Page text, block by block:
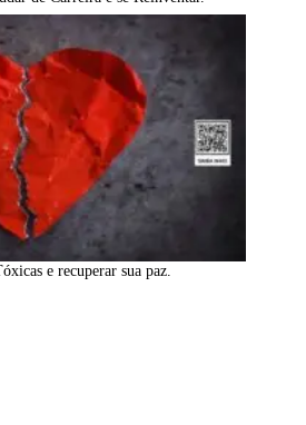
e recuperar sua paz.